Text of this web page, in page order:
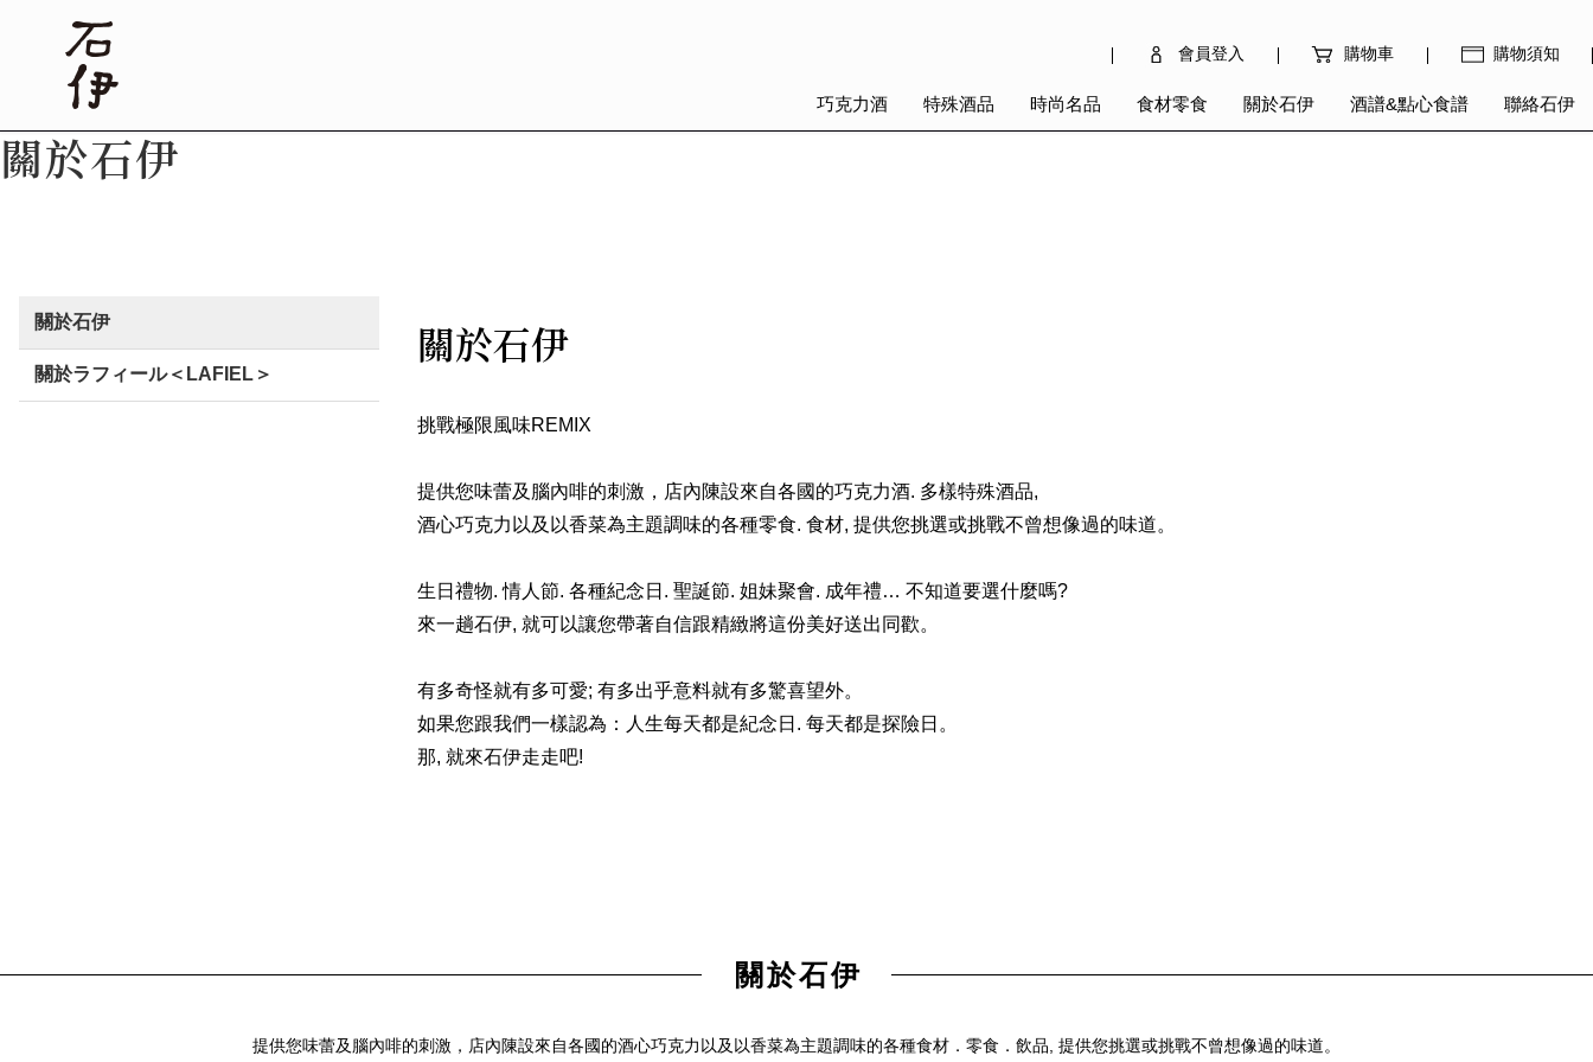
會員登入 購物車 購物須知
巧克力酒 特殊酒品 時尚名品 食材零食 關於石伊 酒譜&點心食譜 聯絡石伊
關於石伊
關於石伊
關於ラフィール＜LAFIEL＞
關於石伊
挑戰極限風味REMIX
提供您味蕾及腦內啡的刺激，店內陳設來自各國的巧克力酒. 多樣特殊酒品,
酒心巧克力以及以香菜為主題調味的各種零食. 食材, 提供您挑選或挑戰不曾想像過的味道。
生日禮物. 情人節. 各種紀念日. 聖誕節. 姐妹聚會. 成年禮… 不知道要選什麼嗎?
來一趟石伊, 就可以讓您帶著自信跟精緻將這份美好送出同歡。
有多奇怪就有多可愛; 有多出乎意料就有多驚喜望外。
如果您跟我們一樣認為：人生每天都是紀念日. 每天都是探險日。
那, 就來石伊走走吧!
關於石伊
提供您味蕾及腦內啡的刺激，店內陳設來自各國的酒心巧克力以及以香菜為主題調味的各種食材．零食．飲品, 提供您挑選或挑戰不曾想像過的味道。